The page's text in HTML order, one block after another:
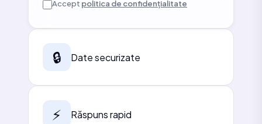
Accept politica de confidențialitate
🔒 Date securizate
⚡ Răspuns rapid